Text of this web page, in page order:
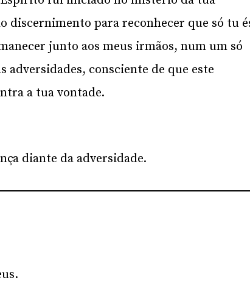
discernimento para reconhecer que só tu
junto aos meus irmãos, num um só
adversidades, consciente de que este
a tua vontade.
diante da adversidade.